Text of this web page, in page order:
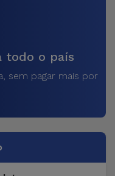
todo o país
sem pagar mais por